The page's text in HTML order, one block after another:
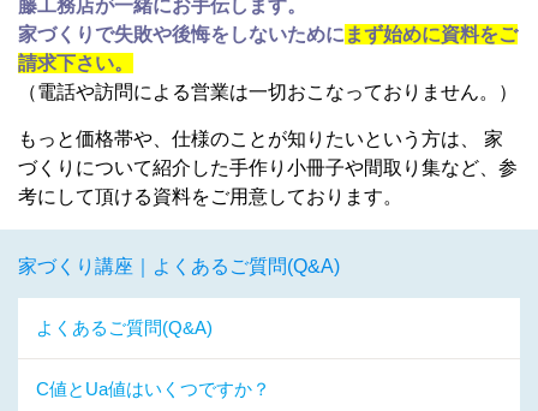
藤工務店が一緒にお手伝します。
家づくりで失敗や後悔をしないために まず始めに資料をご
請求下さい。
（電話や訪問による営業は一切おこなっておりません。）
もっと価格帯や、仕様のことが知りたいという方は、 家
づくりについて紹介した手作り小冊子や間取り集など、参
考にして頂ける資料をご用意しております。
家づくり講座｜よくあるご質問(Q&A)
よくあるご質問(Q&A)
C値とUa値はいくつですか？